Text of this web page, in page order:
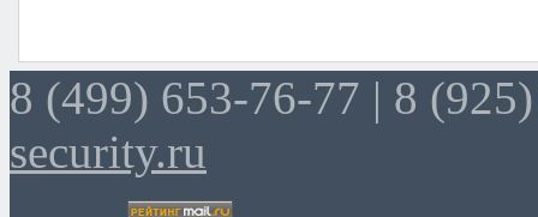
8 (499) 653-76-77 | 8
security.ru